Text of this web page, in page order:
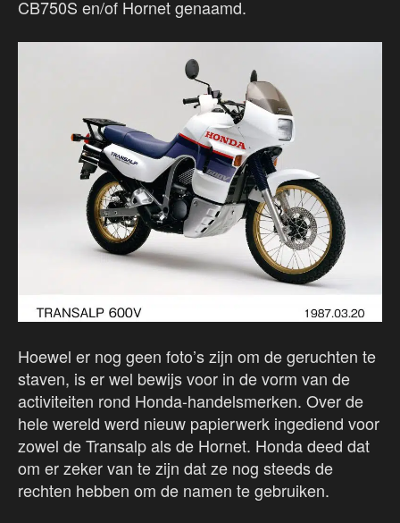
CB750S en/of Hornet genaamd.
Hoewel er nog geen foto’s zijn om de geruchten te
staven, is er wel bewijs voor in de vorm van de
activiteiten rond Honda-handelsmerken. Over de
hele wereld werd nieuw papierwerk ingediend voor
zowel de Transalp als de Hornet. Honda deed dat
om er zeker van te zijn dat ze nog steeds de
rechten hebben om de namen te gebruiken.